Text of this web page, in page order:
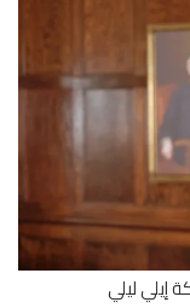
إيلي ليلي